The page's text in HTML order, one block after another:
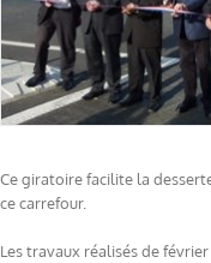
Ce giratoire facilite la
ce carrefour.
Les travaux réalisés de février